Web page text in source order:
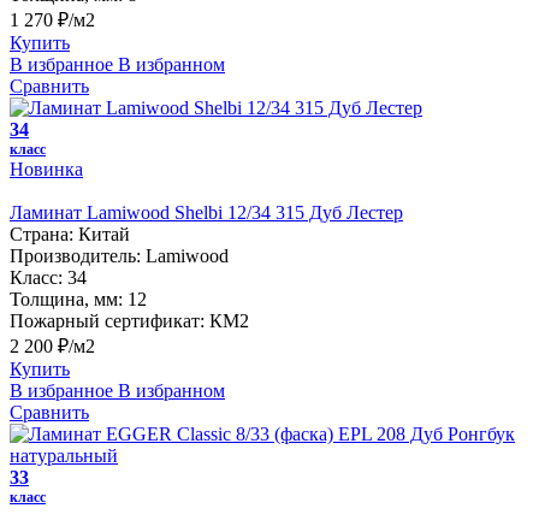
1 270 ₽/м2
Купить
В избранное В избранном
Сравнить
34
класс
Новинка
Ламинат Lamiwood Shelbi 12/34 315 Дуб Лестер
Страна: Китай
Производитель: Lamiwood
Класс: 34
Толщина, мм: 12
Пожарный сертификат: КМ2
2 200 ₽/м2
Купить
В избранное В избранном
Сравнить
33
класс